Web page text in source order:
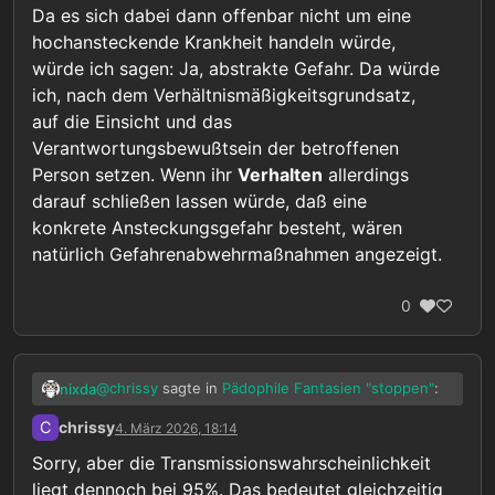
getan, sie wurden gegen ihren Willen infiziert.
Würdest du die von ihnen ausgehende Gefahr als
“nur abstrakt” abtun?
Natürlich ist die ganze Situation unfair ihnen
gegenüber. Aber die Augen verschließen und
nichts tun obwohl man das könnte ist noch viel
unfairer gegenüber den Opfern die man damit
wissentlich in Kauf nimmt.
Opfern.
Gleichzeitig hat er aber auch die Verantwortung
dafür die Menschen in Quarantäne vor jedem
unnötigen Schaden zu bewahren, ja sogar ihnen
ein unter den Umständen möglichst normales
Leben zu ermöglichen.
Da es sich dabei dann offenbar nicht um eine
hochansteckende Krankheit handeln würde,
würde ich sagen: Ja, abstrakte Gefahr. Da würde
ich, nach dem Verhältnismäßigkeitsgrundsatz,
auf die Einsicht und das
Verantwortungsbewußtsein der betroffenen
Person setzen. Wenn ihr Verhalten allerdings
darauf schließen lassen würde, daß eine
konkrete Ansteckungsgefahr besteht, wären
natürlich Gefahrenabwehrmaßnahmen angezeigt.
0
nixda@chrissy sagte in Pädophile Fantasien "stoppen":
Gefahr als “nur abstrakt” abtun?”
Ich tue nichts ab, ich schätze ein.
C chrissy4. März 2026, 18:14
Sorry, aber die Transmissionswahrscheinlichkeit
liegt dennoch bei 95%. Das bedeutet gleichzeitig